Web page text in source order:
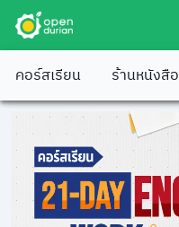
คอร์สเรียน ร้านหนังสือ